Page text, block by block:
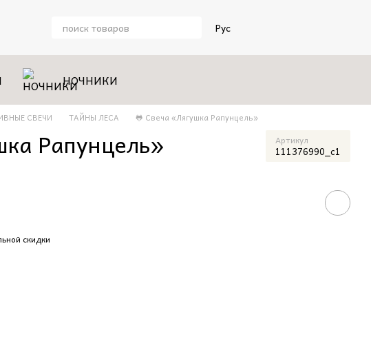
Рус
НОЧНИКИ
СВЕЧИ ТАЙНЫ ЛЕСА 🐸 Свеча «Лягушка Рапунцель»
Рапунцель» Артикул
111376990_с1
скидки